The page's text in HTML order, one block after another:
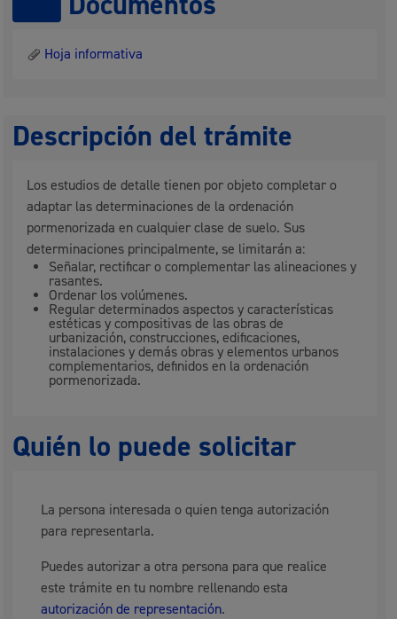
Hoja informativa
Descripción del trámite
Los estudios de detalle tienen por objeto completar o
adaptar las determinaciones de la ordenación
pormenorizada en cualquier clase de suelo. Sus
determinaciones principalmente, se limitarán a:
Señalar, rectificar o complementar las alineaciones y
rasantes.
Ordenar los volúmenes.
Regular determinados aspectos y características
estéticas y compositivas de las obras de
urbanización, construcciones, edificaciones,
instalaciones y demás obras y elementos urbanos
complementarios, definidos en la ordenación
pormenorizada.
Quién lo puede solicitar
La persona interesada o quien tenga autorización
para representarla.
Puedes autorizar a otra persona para que realice
este trámite en tu nombre rellenando esta
autorización de representación.